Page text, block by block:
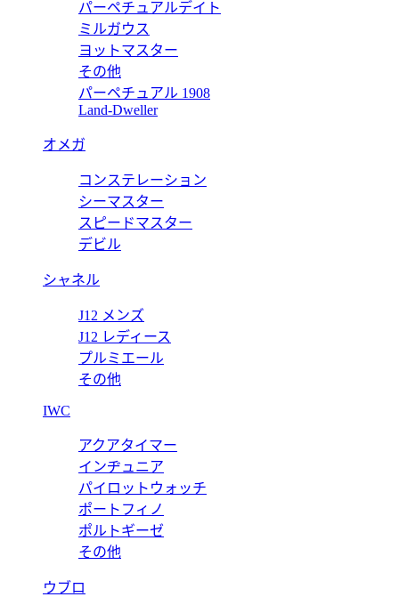
ー クアランタクアトロ ビアンコ PAM01226 【2023年新作
ー クアランタ クアトロ カーボテック ブルー アビッソ
パーペチュアルデイト
ミルガウス
ヨットマスター
その他
パーペチュアル 1908
Land-Dweller
オメガ
コンステレーション
シーマスター
スピードマスター
デビル
シャネル
J12 メンズ
J12 レディース
プルミエール
その他
IWC
アクアタイマー
インヂュニア
パイロットウォッチ
ポートフィノ
ポルトギーゼ
その他
ウブロ